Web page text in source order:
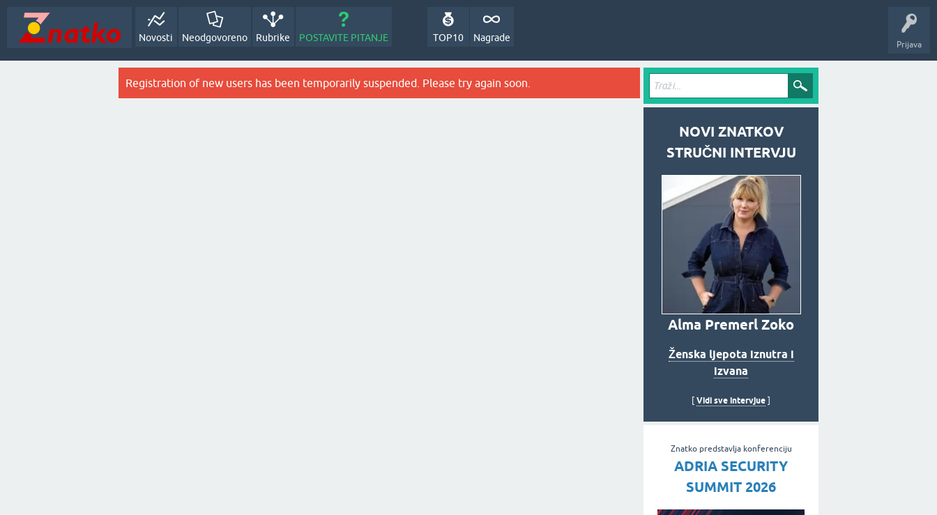
Prijava
Novosti Neodgovoreno Rubrike POSTAVITE PITANJE Nagrade
TOP10
Registration of new users has been temporarily suspended. Please try again soon.
NOVI ZNATKOV
STRUČNI INTERVJU
Alma Premerl Zoko
Ženska ljepota iznutra i
izvana
Vidi sve intervjue
Znatko predstavlja konferenciju
ADRIA SECURITY
SUMMIT 2026